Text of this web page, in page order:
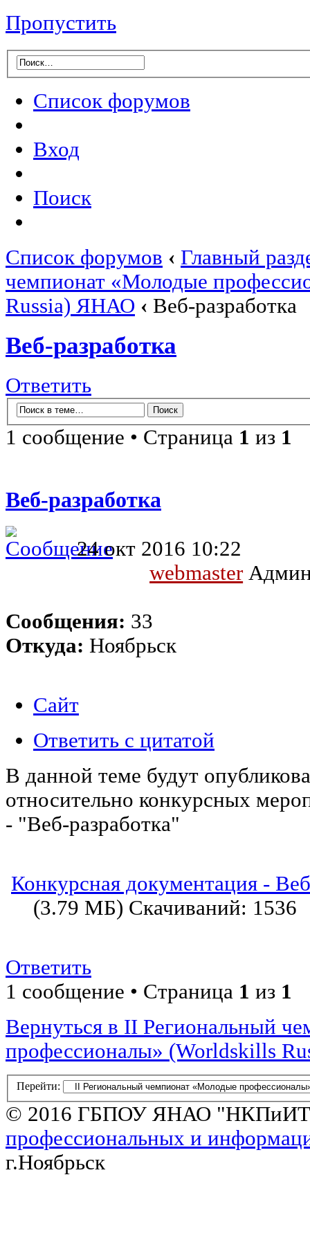
Пропустить
Список форумов
Вход
Поиск
Список форумов ‹ Главный
чемпионат «Молодые
Russia) ЯНАО ‹ Веб-разработка
Веб-разработка
Ответить
1 сообщение • Страница 1 из 1
Веб-разработка
24 окт 2016 10:22
webmaster
Сообщения: 33
Откуда: Ноябрьск
Сайт
Ответить с цитатой
В данной теме будут
относительно конкурсных
- "Веб-разработка"
Конкурсная документация -
(3.79 МБ) Скачиваний: 1536
Ответить
1 сообщение • Страница 1 из 1
Вернуться в II Региональный
профессионалы» (Worldskills
Перейти:
© 2016 ГБПОУ ЯНАО
профессиональных и
г.Ноябрьск